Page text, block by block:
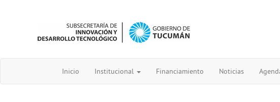
Inicio Institucional Financiamiento Noticias